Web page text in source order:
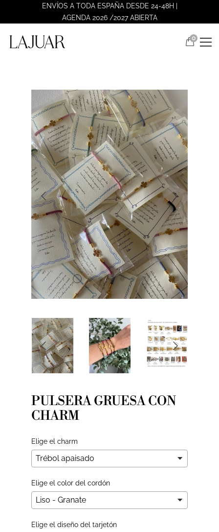
ENVÍOS A TODA ESPAÑA DESDE 24-48H |
AGENDA 2026 /2027 ABIERTA
0
PULSERA GRUESA CON
CHARM
Elige el charm
Elige el color del cordón
Elige el diseño del tarjetón